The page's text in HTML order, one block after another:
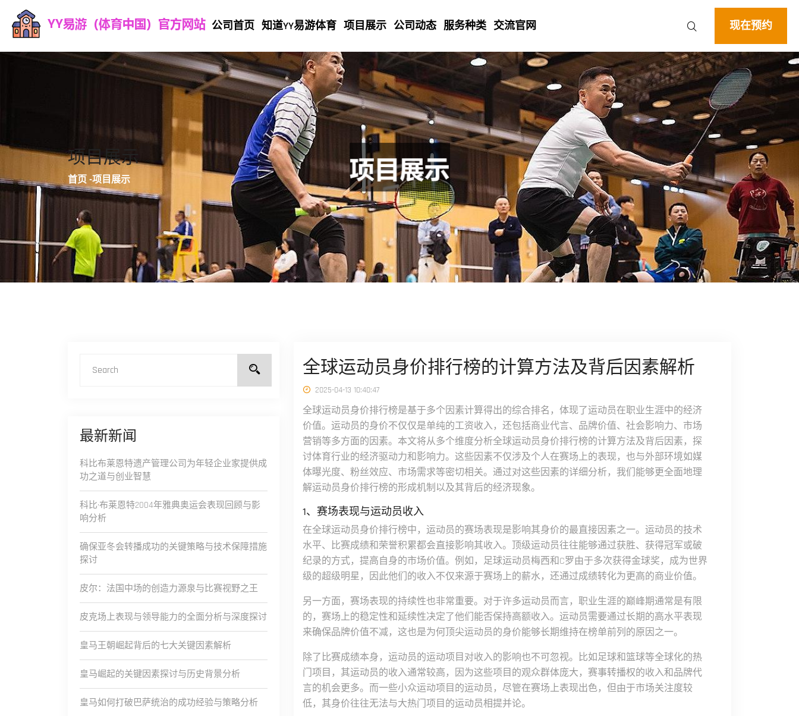
公司首页 知道YY易游体育 项目展示 公司动态 服务种类 交流官网 现在预约
项目展示
首页-项目展示
最新新闻
科比布莱恩特遗产管理公司为年轻企业家提供成
功之道与创业智慧
科比·布莱恩特2004年雅典奥运会表现回顾与影
响分析
确保亚冬会转播成功的关键策略与技术保障措施
探讨
皮尔：法国中场的创造力源泉与比赛视野之王
皮克场上表现与领导能力的全面分析与深度探讨
皇马王朝崛起背后的七大关键因素解析
皇马崛起的关键因素探讨与历史背景分析
皇马如何打破巴萨统治的成功经验与策略分析
全球运动员身价排行榜的计算方法及背后因素解析
2025-04-13 10:40:47
全球运动员身价排行榜是基于多个因素计算得出的综合排名，体现了运动员在职业生涯中的经济
价值。运动员的身价不仅仅是单纯的工资收入，还包括商业代言、品牌价值、社会影响力、市场
营销等多方面的因素。本文将从多个维度分析全球运动员身价排行榜的计算方法及背后因素，探
讨体育行业的经济驱动力和影响力。这些因素不仅涉及个人在赛场上的表现，也与外部环境如媒
体曝光度、粉丝效应、市场需求等密切相关。通过对这些因素的详细分析，我们能够更全面地理
解运动员身价排行榜的形成机制以及其背后的经济现象。
1、赛场表现与运动员收入
在全球运动员身价排行榜中，运动员的赛场表现是影响其身价的最直接因素之一。运动员的技术
水平、比赛成绩和荣誉积累都会直接影响其收入。顶级运动员往往能够通过获胜、获得冠军或破
纪录的方式，提高自身的市场价值。例如，足球运动员梅西和C罗由于多次获得金球奖，成为世界
级的超级明星，因此他们的收入不仅来源于赛场上的薪水，还通过成绩转化为更高的商业价值。
另一方面，赛场表现的持续性也非常重要。对于许多运动员而言，职业生涯的巅峰期通常是有限
的，赛场上的稳定性和延续性决定了他们能否保持高额收入。运动员需要通过长期的高水平表现
来确保品牌价值不减，这也是为何顶尖运动员的身价能够长期维持在榜单前列的原因之一。
除了比赛成绩本身，运动员的运动项目对收入的影响也不可忽视。比如足球和篮球等全球化的热
门项目，其运动员的收入通常较高，因为这些项目的观众群体庞大，赛事转播权的收入和品牌代
言的机会更多。而一些小众运动项目的运动员，尽管在赛场上表现出色，但由于市场关注度较
低，其身价往往无法与大热门项目的运动员相提并论。